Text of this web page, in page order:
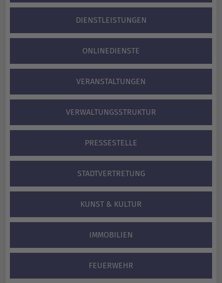
DIENSTLEISTUNGEN
ONLINEDIENSTE
VERANSTALTUNGEN
VERWALTUNGS­STRUKTUR
PRESSESTELLE
STADTVERTRETUNG
KUNST & KULTUR
IMMOBILIEN
FEUERWEHR